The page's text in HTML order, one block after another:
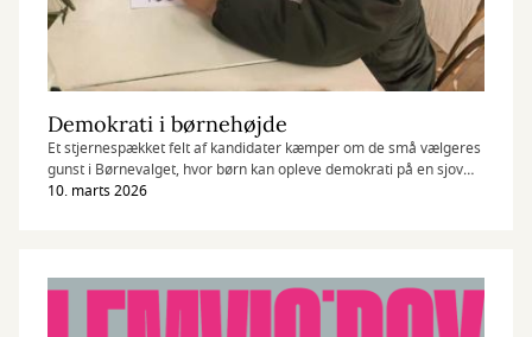
Demokrati i børnehøjde
Et stjernespækket felt af kandidater kæmper om de små vælgeres
gunst i Børnevalget, hvor børn kan opleve demokrati på en sjov
måde på biblioteket.
10. marts 2026